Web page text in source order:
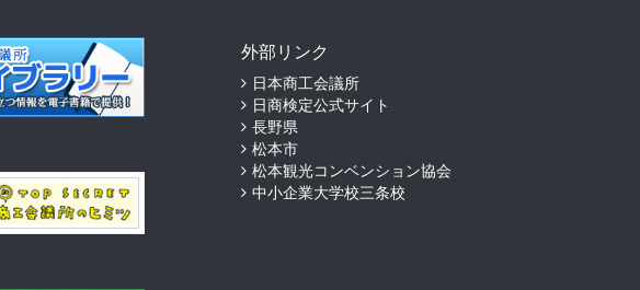
外部リンク
日本商工会議所
日商検定公式サイト
長野県
松本市
松本観光コンベンション協会
中小企業大学校三条校